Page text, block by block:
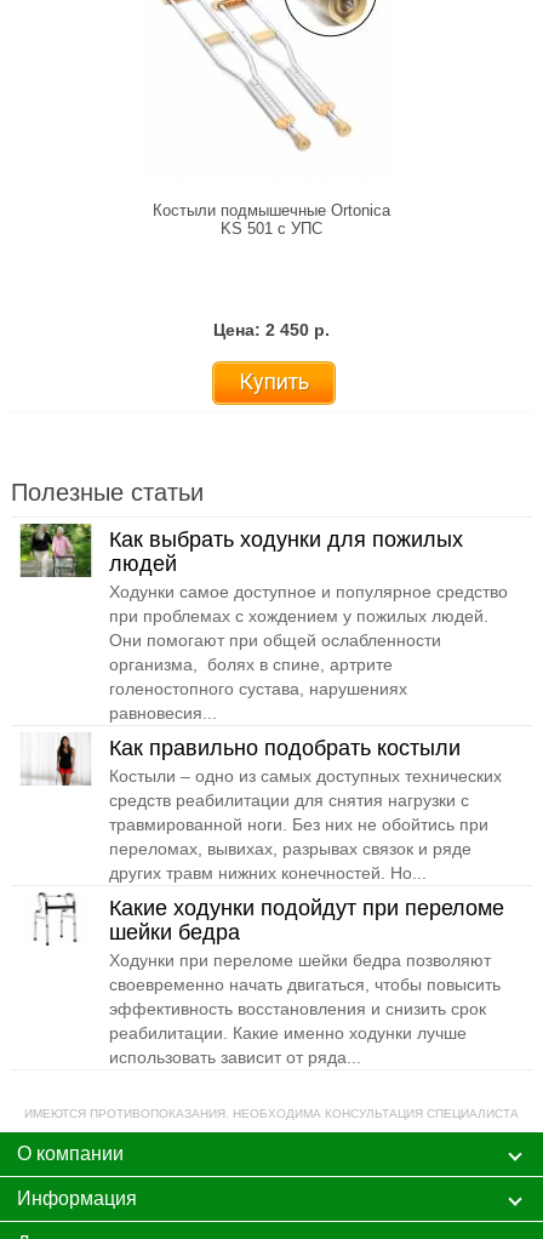
Костыли подмышечные Ortonica
KS 501 с УПС
Цена: 2 450 р.
Купить
Полезные статьи
Как выбрать ходунки для пожилых
людей
Ходунки самое доступное и популярное средство
при проблемах с хождением у пожилых людей.
Они помогают при общей ослабленности
организма, болях в спине, артрите
голеностопного сустава, нарушениях
равновесия...
Как правильно подобрать костыли
Костыли – одно из самых доступных технических
средств реабилитации для снятия нагрузки с
травмированной ноги. Без них не обойтись при
переломах, вывихах, разрывах связок и ряде
других травм нижних конечностей. Но...
Какие ходунки подойдут при переломе
шейки бедра
Ходунки при переломе шейки бедра позволяют
своевременно начать двигаться, чтобы повысить
эффективность восстановления и снизить срок
реабилитации. Какие именно ходунки лучше
использовать зависит от ряда...
ИМЕЮТСЯ ПРОТИВОПОКАЗАНИЯ. НЕОБХОДИМА КОНСУЛЬТАЦИЯ СПЕЦИАЛИСТА
О компании
Информация